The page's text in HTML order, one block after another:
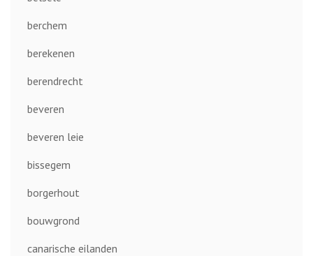
berchem
berekenen
berendrecht
beveren
beveren leie
bissegem
borgerhout
bouwgrond
canarische eilanden